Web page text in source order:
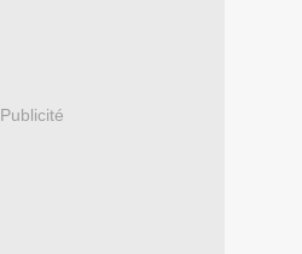
Publicité